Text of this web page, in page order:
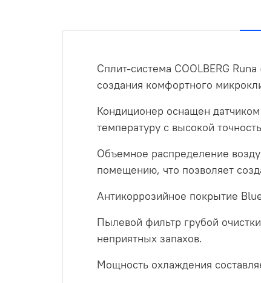
Сплит-система СOOLBERG
создания комфортного
Кондиционер оснащен
температуру с высокой
Объемное распределение
помещению, что позволяет
Антикоррозийное покрытие
Пылевой фильтр грубой
неприятных запахов.
Мощность охлаждения